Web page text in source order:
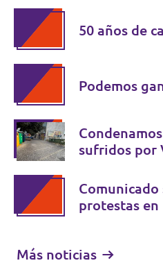
50 años de
Podemos
sufridos por
Comunicado
protestas en
Más noticias